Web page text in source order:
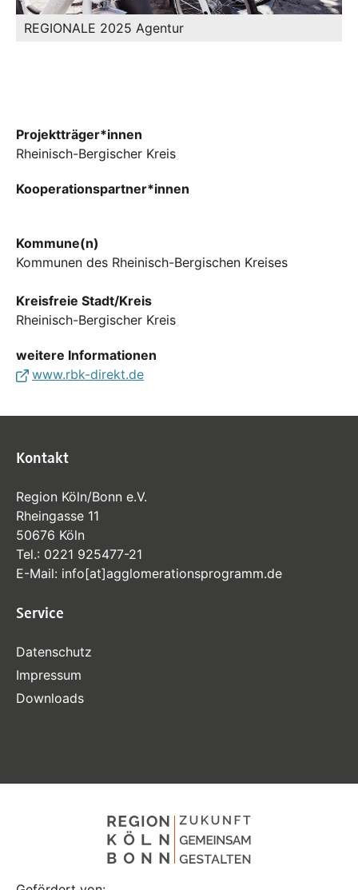
REGIONALE 2025 Agentur
Projektträger*innen
Rheinisch-Bergischer Kreis
Kooperationspartner*innen
Kommune(n)
Kommunen des Rheinisch-Bergischen Kreises
Kreisfreie Stadt/Kreis
Rheinisch-Bergischer Kreis
weitere Informationen
www.rbk-direkt.de
Kontakt
Region Köln/Bonn e.V.
Rheingasse 11
50676 Köln
Tel.: 0221 925477-21
E-Mail: info[at]agglomerationsprogramm.de
Service
Datenschutz
Impressum
Downloads